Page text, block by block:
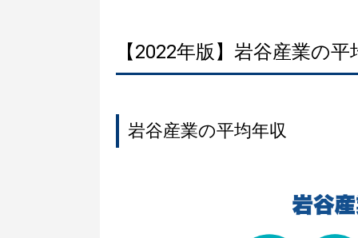
【2022年版】岩谷産業の
岩谷産業の平均年収